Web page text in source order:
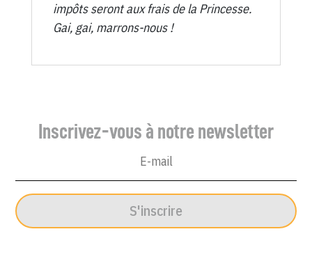
impôts seront aux frais de la Princesse.
Gai, gai, marrons-nous !
Inscrivez-vous à notre newsletter
S'inscrire